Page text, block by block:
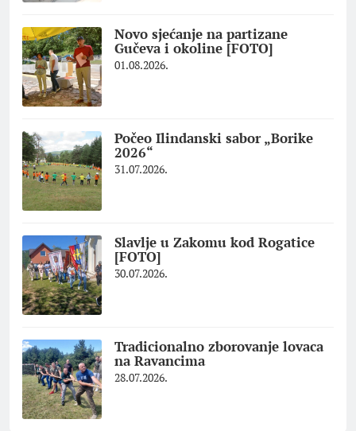
Novo sjećanje na partizane
Gučeva i okoline [FOTO]
01.08.2026.
Počeo Ilindanski sabor „Borike
2026“
31.07.2026.
Slavlje u Zakomu kod Rogatice
[FOTO]
30.07.2026.
Tradicionalno zborovanje lovaca
na Ravancima
28.07.2026.